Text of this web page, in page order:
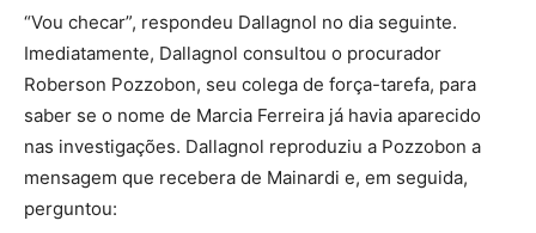
“Vou checar”, respondeu Dallagnol no dia seguinte.
Imediatamente, Dallagnol consultou o procurador
Roberson Pozzobon, seu colega de força-tarefa, para
saber se o nome de Marcia Ferreira já havia aparecido
nas investigações. Dallagnol reproduziu a Pozzobon a
mensagem que recebera de Mainardi e, em seguida,
perguntou: